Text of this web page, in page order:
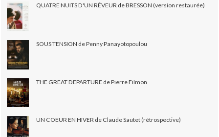
QUATRE NUITS D'UN RÊVEUR de BRESSON (version restaurée)
SOUS TENSION de Penny Panayotopoulou
THE GREAT DEPARTURE de Pierre Filmon
UN COEUR EN HIVER de Claude Sautet (rétrospective)